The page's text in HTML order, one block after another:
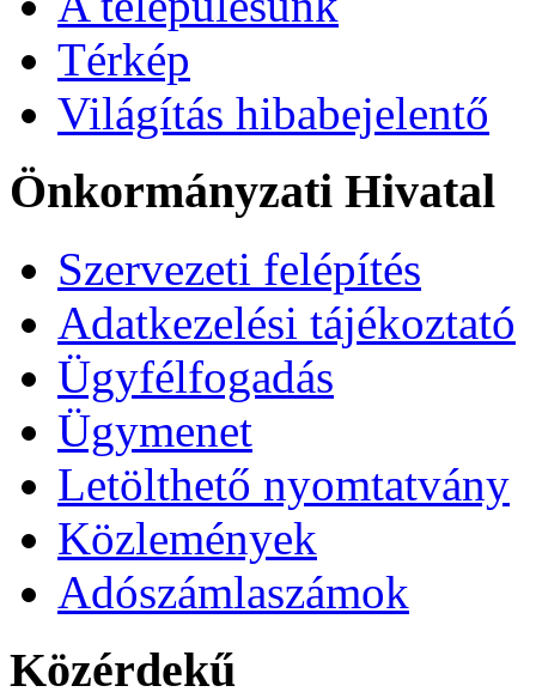
Térkép
Világítás hibabejelentő
Önkormányzati Hivatal
Szervezeti felépítés
Adatkezelési tájékoztató
Ügyfélfogadás
Ügymenet
Letölthető nyomtatvány
Közlemények
Adószámlaszámok
Közérdekű